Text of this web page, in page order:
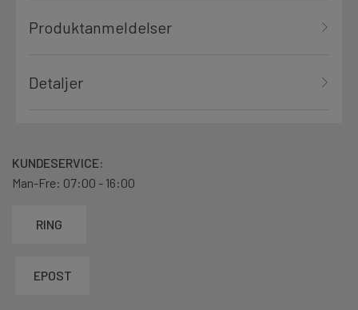
Produktanmeldelser
Detaljer
KUNDESERVICE:
Man-Fre: 07:00 - 16:00
RING
EPOST